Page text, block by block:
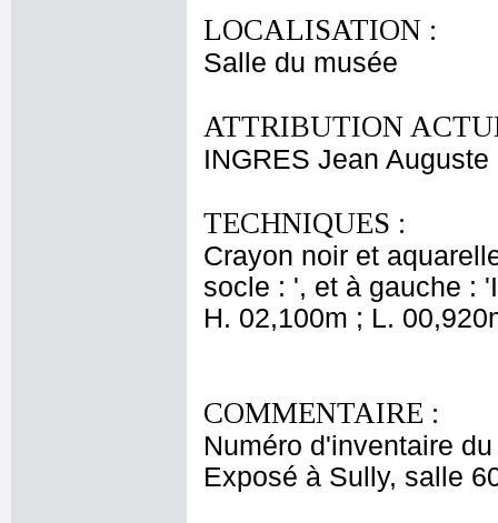
LOCALISATION :
Salle du musée
ATTRIBUTION
INGRES Jean
TECHNIQUES :
Crayon noir et
socle : ', et à gauche :
H. 02,100m ; L.
COMMENTAIRE :
Numéro d'inventaire
Exposé à Sully, salle